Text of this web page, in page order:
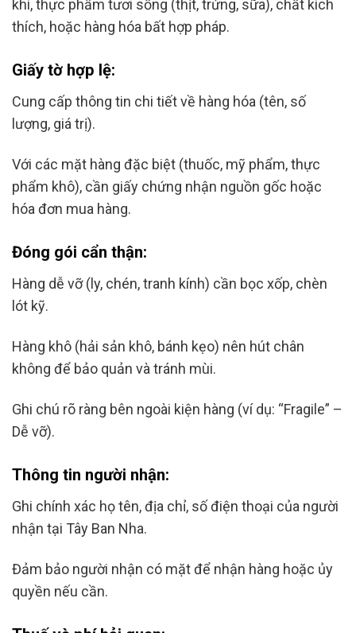
khí, thực phẩm tươi sống (thịt, trứng, sữa), chất kích
thích, hoặc hàng hóa bất hợp pháp.
Giấy tờ hợp lệ:
Cung cấp thông tin chi tiết về hàng hóa (tên, số
lượng, giá trị).
Với các mặt hàng đặc biệt (thuốc, mỹ phẩm, thực
phẩm khô), cần giấy chứng nhận nguồn gốc hoặc
hóa đơn mua hàng.
Đóng gói cẩn thận:
Hàng dễ vỡ (ly, chén, tranh kính) cần bọc xốp, chèn
lót kỹ.
Hàng khô (hải sản khô, bánh kẹo) nên hút chân
không để bảo quản và tránh mùi.
Ghi chú rõ ràng bên ngoài kiện hàng (ví dụ: “Fragile” –
Dễ vỡ).
Thông tin người nhận:
Ghi chính xác họ tên, địa chỉ, số điện thoại của người
nhận tại Tây Ban Nha.
Đảm bảo người nhận có mặt để nhận hàng hoặc ủy
quyền nếu cần.